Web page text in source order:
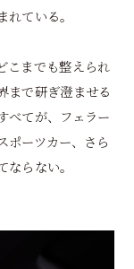
ている。
こまでも整えられ
まで研ぎ澄ませる
べてが、フェラー
ポーツカー、さら
らない。